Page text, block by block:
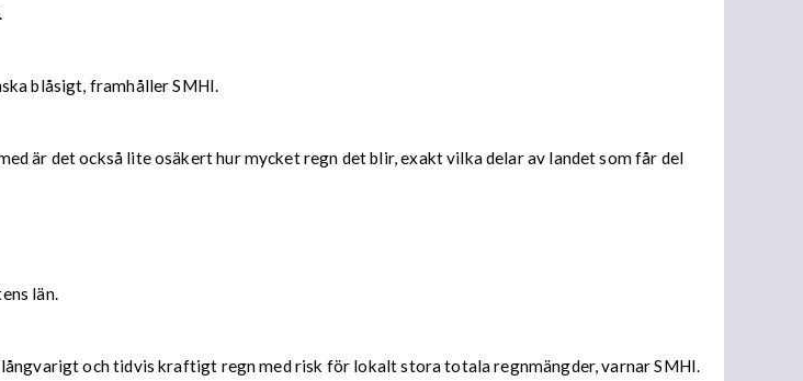
blåsigt, framhåller SMHI.
är det också lite osäkert hur mycket regn det blir, exakt vilka delar av landet som får del
län.
och tidvis kraftigt regn med risk för lokalt stora totala regnmängder, varnar SMHI.